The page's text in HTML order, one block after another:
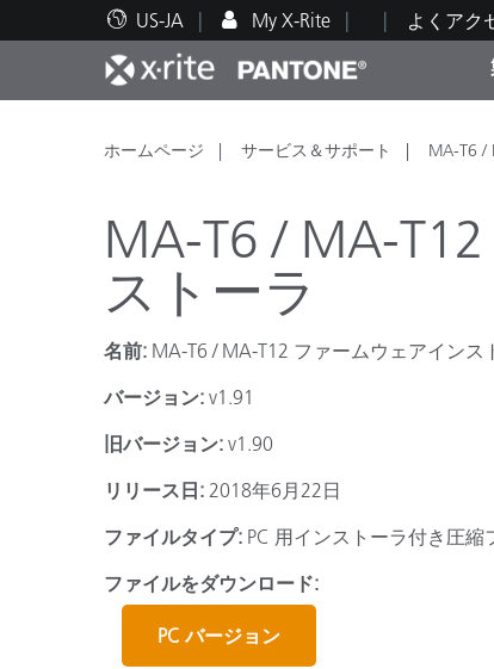
US-JA My X-Rite よくアク
人気製品ランキング
印刷＆パッケージ印刷
自動車
プラスチック
テクニカルサポート
教育関連資料
ホームページ サービス＆サポート MA-T6 /
MA-T6 / MA-
ストーラ
名前: MA-T6 / MA-T12 ファームウェアインス
バージョン: v1.91
旧バージョン: v1.90
リリース日: 2018年6月22日
ファイルタイプ: PC 用インストーラ付き圧縮
ファイルをダウンロード:
PC バージョン